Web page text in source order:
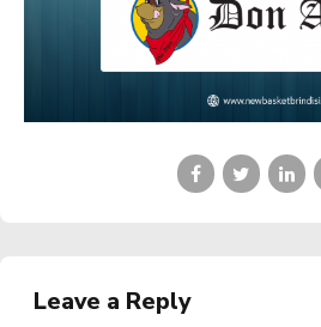
Leave a Reply